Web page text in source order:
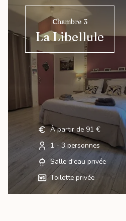
Chambre 3
La Libellule
À partir de 91 €
1 - 3 personnes
Salle d'eau privée
Toilette privée